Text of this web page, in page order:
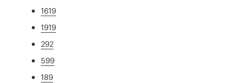
1619
1919
292
599
189